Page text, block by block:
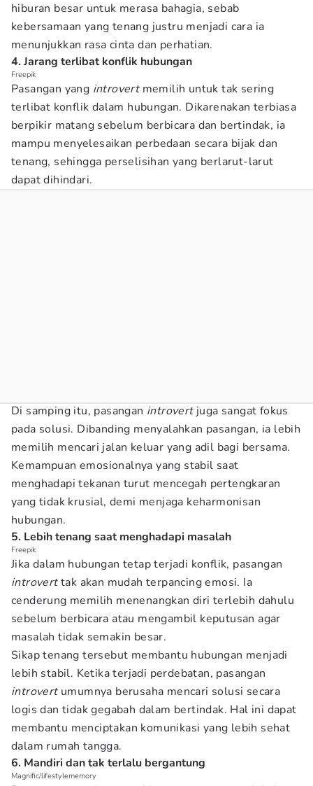
hiburan besar untuk merasa bahagia, sebab
kebersamaan yang tenang justru menjadi cara ia
menunjukkan rasa cinta dan perhatian.
4. Jarang terlibat konflik hubungan
Freepik
Pasangan yang introvertmemilih untuk tak sering
terlibat konflik dalam hubungan. Dikarenakan terbiasa
berpikir matang sebelum berbicara dan bertindak, ia
mampu menyelesaikan perbedaan secara bijak dan
tenang, sehingga perselisihan yang berlarut-larut
dapat dihindari.
Di samping itu, pasangan introvertjuga sangat fokus
pada solusi. Dibanding menyalahkan pasangan, ia lebih
memilih mencari jalan keluar yang adil bagi bersama.
Kemampuan emosionalnya yang stabil saat
menghadapi tekanan turut mencegah pertengkaran
yang tidak krusial, demi menjaga keharmonisan
hubungan.
5. Lebih tenang saat menghadapi masalah
Freepik
Jika dalam hubungan tetap terjadi konflik, pasangan
introverttak akan mudah terpancing emosi. Ia
cenderung memilih menenangkan diri terlebih dahulu
sebelum berbicara atau mengambil keputusan agar
masalah tidak semakin besar.
Sikap tenang tersebut membantu hubungan menjadi
lebih stabil. Ketika terjadi perdebatan, pasangan
introvertumumnya berusaha mencari solusi secara
logis dan tidak gegabah dalam bertindak. Hal ini dapat
membantu menciptakan komunikasi yang lebih sehat
dalam rumah tangga.
6. Mandiri dan tak terlalu bergantung
Magnific/lifestylememory